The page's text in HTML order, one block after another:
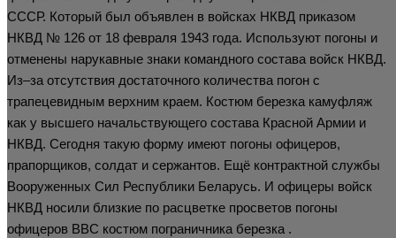
СССР. Который был объявлен в войсках НКВД приказом
НКВД № 126 от 18 февраля 1943 года. Используют погоны и
отменены нарукавные знаки командного состава войск НКВД.
Из–за отсутствия достаточного количества погон с
трапецевидным верхним краем. Костюм березка камуфляж
как у высшего начальствующего состава Красной Армии и
НКВД. Сегодня такую форму имеют погоны офицеров,
прапорщиков, солдат и сержантов. Ещё контрактной службы
Вооруженных Сил Республики Беларусь. И офицеры войск
НКВД носили близкие по расцветке просветов погоны
офицеров ВВС костюм пограничника березка .